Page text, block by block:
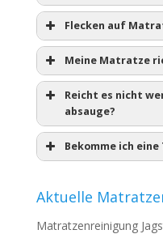
Flecken auf
Meine Matratze
Reicht es nicht
absauge?
Bekomme ich
Aktuelle
Matratzenreinigung